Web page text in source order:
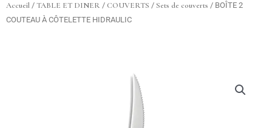
Accueil / TABLE ET DINER / COUVERTS / Sets de couverts / BOÎTE 2
COUTEAU À CÔTELETTE HIDRAULIC